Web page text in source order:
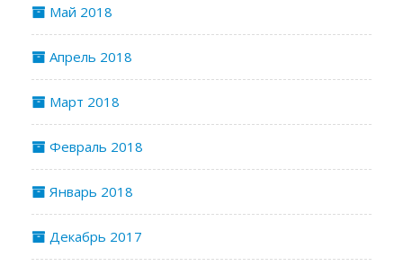
Май 2018
Апрель 2018
Март 2018
Февраль 2018
Январь 2018
Декабрь 2017